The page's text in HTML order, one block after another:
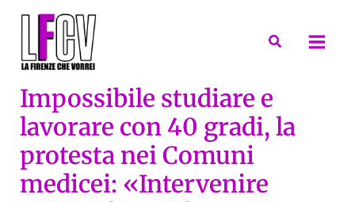
Cerca
Impossibile studiare e
lavorare con 40 gradi, la
protesta nei Comuni
medicei: «Intervenire